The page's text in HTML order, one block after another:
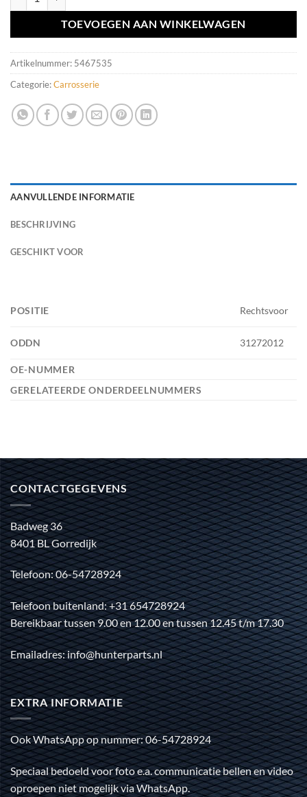
TOEVOEGEN AAN WINKELWAGEN
Artikelnummer: 5467535
Categorie:Carrosserie
AANVULLENDE INFORMATIE
BESCHRIJVING
GESCHIKT VOOR
POSITIE Rechtsvoor
ODDN 31272012
OE-NUMMER
GERELATEERDE ONDERDEELNUMMERS
CONTACTGEGEVENS
Badweg 36
8401 BL Gorredijk
Telefoon: 06-54728924
Telefoon buitenland: +31 654728924
Bereikbaar tussen 9.00 en 12.00 en tussen 12.45 t/m 17.30
Emailadres: info@hunterparts.nl
EXTRA INFORMATIE
Ook WhatsApp op nummer: 06-54728924
Speciaal bedoeld voor foto e.a. communicatie bellen en video
oproepen niet mogelijk via WhatsApp.